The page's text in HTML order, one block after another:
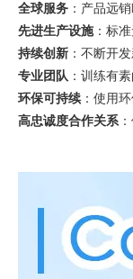
全球服务 ：产品远
先进生产设施：标准
持续创新 ：不断开
专业团队 ：训练有
环保可持续：使用环
高忠诚度合作关系：